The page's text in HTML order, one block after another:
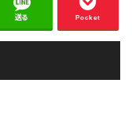
送る Pocket